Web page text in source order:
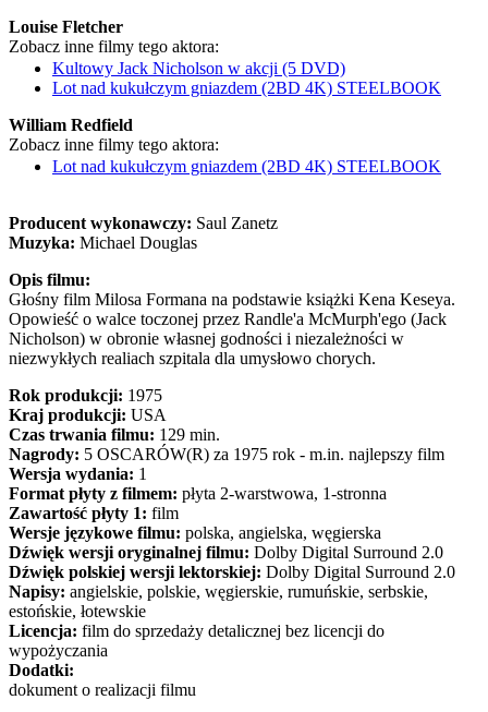
Louise Fletcher
Zobacz inne filmy tego aktora:
Kultowy Jack Nicholson w akcji (5 DVD)
Lot nad kukułczym gniazdem (2BD 4K) STEELBOOK
William Redfield
Zobacz inne filmy tego aktora:
Lot nad kukułczym gniazdem (2BD 4K) STEELBOOK
Producent wykonawczy: Saul Zanetz
Muzyka: Michael Douglas
Opis filmu:
Głośny film Milosa Formana na podstawie książki Kena Keseya.
Opowieść o walce toczonej przez Randle'a McMurph'ego (Jack
Nicholson) w obronie własnej godności i niezależności w
niezwykłych realiach szpitala dla umysłowo chorych.
Rok produkcji: 1975
Kraj produkcji: USA
Czas trwania filmu: 129 min.
Nagrody: 5 OSCARÓW(R) za 1975 rok - m.in. najlepszy film
Wersja wydania: 1
Format płyty z filmem: płyta 2-warstwowa, 1-stronna
Zawartość płyty 1: film
Wersje językowe filmu: polska, angielska, węgierska
Dźwięk wersji oryginalnej filmu: Dolby Digital Surround 2.0
Dźwięk polskiej wersji lektorskiej: Dolby Digital Surround 2.0
Napisy: angielskie, polskie, węgierskie, rumuńskie, serbskie,
estońskie, łotewskie
Licencja: film do sprzedaży detalicznej bez licencji do
wypożyczania
Dodatki:
dokument o realizacji filmu